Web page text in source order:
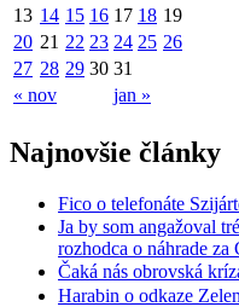
« nov jan »
13 14 15 16 17 18 19
20 21 22 23 24 25 26
27 28 29 30 31
Najnovšie články
Fico o telefonáte
Ja by som angažoval
rozhodca o náhrade za
Čaká nás obrovská
Harabin o odkaze